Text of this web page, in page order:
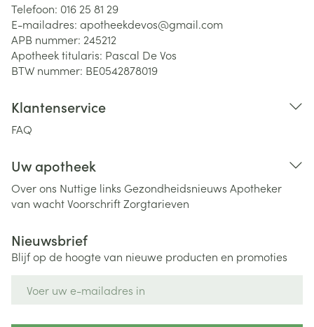
Telefoon: 016 25 81 29
E-mailadres: apotheekdevos@gmail.com
APB nummer: 245212
Apotheek titularis: Pascal De Vos
BTW nummer: BE0542878019
Klantenservice
FAQ
Uw apotheek
Over ons Nuttige links Gezondheidsnieuws Apotheker
van wachtVoorschriftZorgtarieven
Nieuwsbrief
Blijf op de hoogte van nieuwe producten en promoties